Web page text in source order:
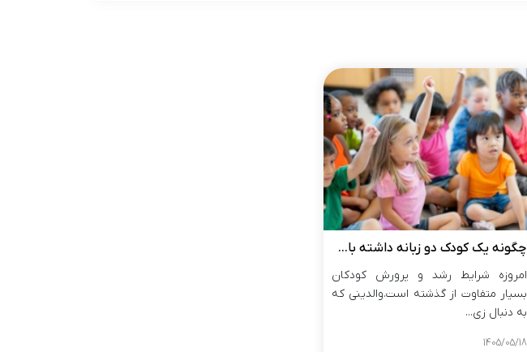
چگونه یک کودک دو زبانه داشته باشیم
امروزه شرایط رشد و پرورش کودکان
بسیار متفاوت از گذشته است.والدینی که
به دنبال زی...
1405/05/18